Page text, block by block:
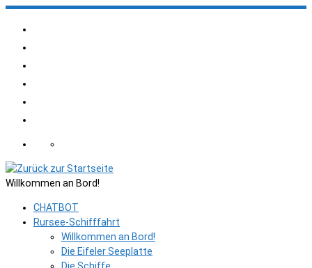
Zum
Inhalt
Willkommen an Bord!
CHATBOT
Rursee-Schifffahrt
Willkommen an Bord!
Die Eifeler Seeplatte